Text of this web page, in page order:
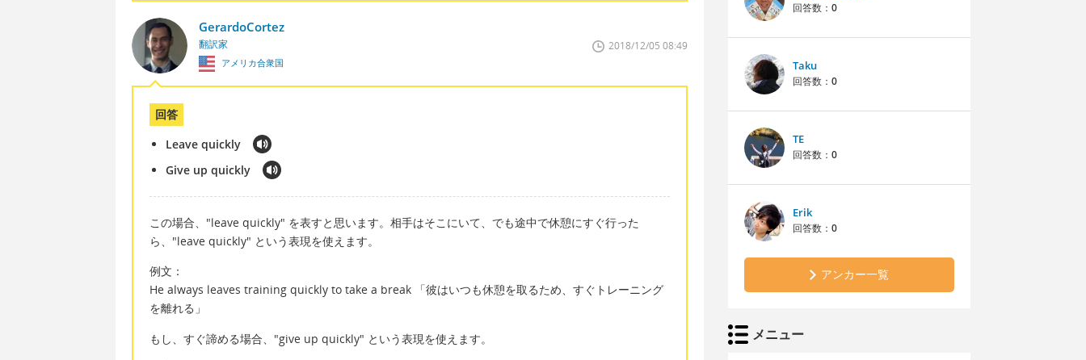
GerardoCortez
翻訳家
アメリカ合衆国
2018/12/05 08:49
回答
Leave quickly
Give up quickly
この場合、"leave quickly" を表すと思います。相手はそこにいて、でも途中で休憩にすぐ行った
ら、"leave quickly" という表現を使えます。
例文：
He always leaves training quickly to take a break 「彼はいつも休憩を取るため、すぐトレーニング
を離れる」
もし、すぐ諦める場合、"give up quickly" という表現を使えます。
回答数： 0
Taku
回答数： 0
TE
回答数： 0
Erik
回答数： 0
アンカー一覧
メニュー